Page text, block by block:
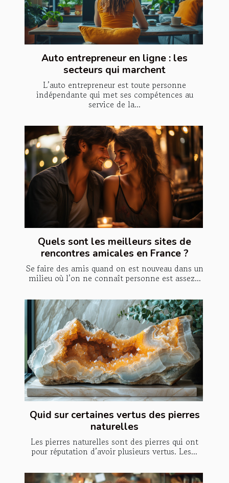
Auto entrepreneur en ligne : les
secteurs qui marchent
L’auto entrepreneur est toute personne
indépendante qui met ses compétences au
service de la...
Quels sont les meilleurs sites de
rencontres amicales en France ?
Se faire des amis quand on est nouveau dans un
milieu où l’on ne connaît personne est assez...
Quid sur certaines vertus des pierres
naturelles
Les pierres naturelles sont des pierres qui ont
pour réputation d’avoir plusieurs vertus. Les...